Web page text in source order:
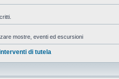
mostre, eventi ed escursioni
di tutela